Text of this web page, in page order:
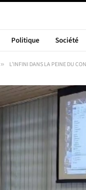
Politique Société
» L’INFINI DANS LA PEINE DU